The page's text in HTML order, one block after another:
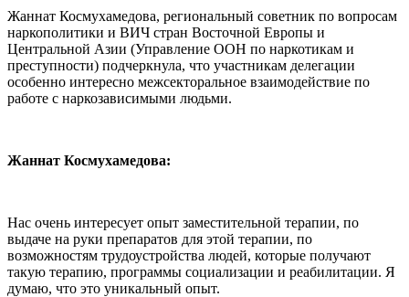
Жаннат Космухамедова, региональный советник по вопросам
наркополитики и ВИЧ стран Восточной Европы и
Центральной Азии (Управление ООН по наркотикам и
преступности) подчеркнула, что участникам делегации
особенно интересно межсекторальное взаимодействие по
работе с наркозависимыми людьми.
Жаннат Космухамедова:
Нас очень интересует опыт заместительной терапии, по
выдаче на руки препаратов для этой терапии, по
возможностям трудоустройства людей, которые получают
такую терапию, программы социализации и реабилитации. Я
думаю, что это уникальный опыт.